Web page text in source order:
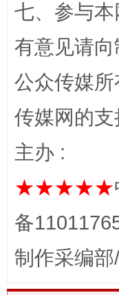
网上购药
这是一
七、参与
有意见请
公众传媒
传媒网的
主办 :
★★★★★
备
制作采编